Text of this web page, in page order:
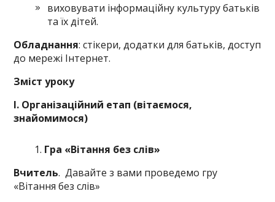
виховувати інформаційну культуру батьків
та їх дітей.
Обладнання: стікери, додатки для батьків, доступ
до мережі Інтернет.
Зміст уроку
І. Організаційний етап (вітаємося,
знайомимося)
Гра «Вітання без слів»
Вчитель. Давайте з вами проведемо гру
«Вітання без слів»